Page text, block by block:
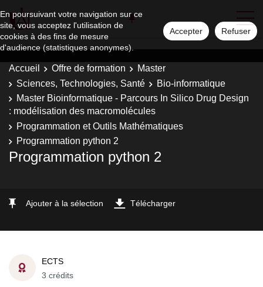
En poursuivant votre navigation sur ce
site, vous acceptez l'utilisation de
cookies à des fins de mesure
d'audience (statistiques anonymes).
Accepter Refuser
Accueil Offre de formation
Master
Sciences, Technologies, Santé
Bio-informatique
Master Bioinformatique - Parcours In Silico Drug Design
: modélisation des macromolécules
Programmation et Outils Mathématiques
Programmation python 2
Programmation python 2
Ajouter à la sélection Télécharger
ECTS
3 crédits